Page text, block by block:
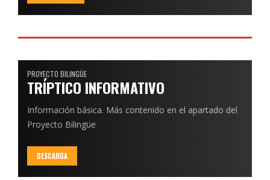
PROYECTO BILINGÜE
TRÍPTICO INFORMATIVO
Información básica. Más contenido en el apartado del
Proyecto Bilingüe
DESCARGA